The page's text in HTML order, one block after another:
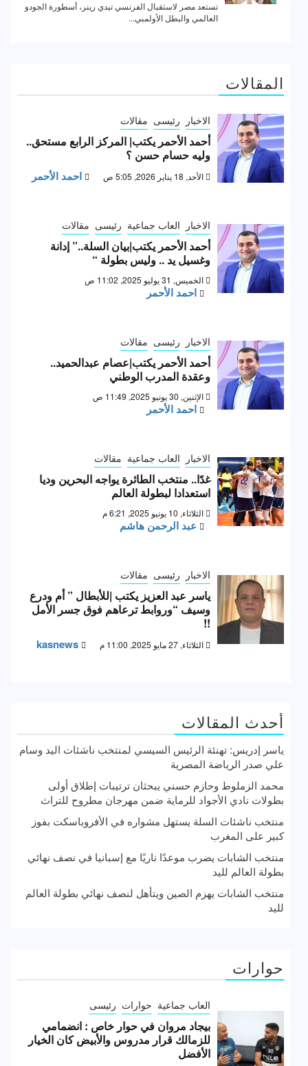
المقالات
الاخبار رئيسى مقالات
أحمد الأحمر يكتب| المركز الرابع مستحق..
وليه حسام حسن ؟
الأحد, 18 يناير 2026, 5:05 ص احمد الأحمر
الاخبار العاب جماعية رئيسى مقالات
أحمد الأحمر يكتب|بيان السلة..” إدانة
وغسيل يد .. وليس بطولة “
الخميس, 31 يوليو 2025, 11:02 ص
احمد الأحمر
الاخبار رئيسى مقالات
أحمد الأحمر يكتب|عصام عبدالحميد..
وعقدة المدرب الوطني
الإثنين, 30 يونيو 2025, 11:49 ص
احمد الأحمر
الاخبار العاب جماعية مقالات
غدًا.. منتخب الطائرة يواجه البحرين وديا
استعدادا لبطولة العالم
الثلاثاء, 10 يونيو 2025, 6:21 م
عبد الرحمن هاشم
الاخبار رئيسى مقالات
ياسر عبد العزيز يكتب |للأبطال ” أم ودرع
وسيف “وروابط ترعاهم فوق جسر الأمل
!!
الثلاثاء, 27 مايو 2025, 11:00 م kasnews
أحدث المقالات
ياسر إدريس: تهنئة الرئيس السيسي لمنتخب ناشئات اليد وسام
علي صدر الرياضة المصرية
محمد الزملوط وحازم حسني يبحثان ترتيبات إطلاق أولى
بطولات نادي الأجواد للرماية ضمن مهرجان مطروح للتراث
منتخب ناشئات السلة يستهل مشواره في الأفروباسكت بفوز
كبير على المغرب
منتخب الشابات يضرب موعدًا ناريًا مع إسبانيا في نصف نهائي
بطولة العالم لليد
منتخب الشابات يهزم الصين ويتأهل لنصف نهائي بطولة العالم
لليد
حوارات
العاب جماعية حوارات رئيسى
بيجاد مروان في حوار خاص : انضمامي
للزمالك قرار مدروس والأبيض كان الخيار
الأفضل